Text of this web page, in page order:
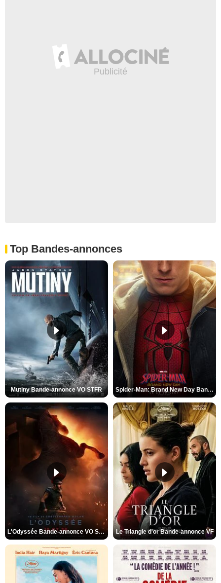
Top Bandes-annonces
Mutiny Bande-annonce VO STFR Spider-Man: Brand New Day Bande-annonce VO STFR
L'Odyssée Bande-annonce VO STFR Le Triangle d'or Bande-annonce VF